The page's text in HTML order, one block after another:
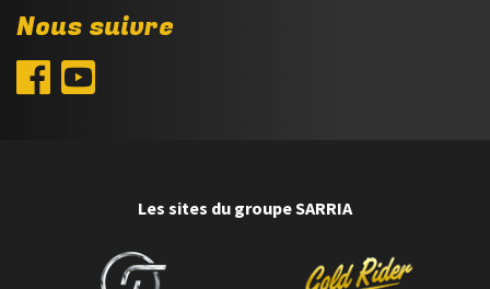
Nous suivre
Les sites du groupe SARRIA